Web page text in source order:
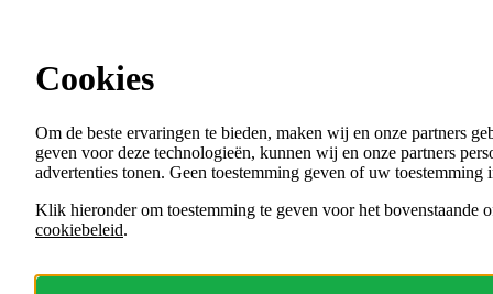
Menu
VACATURES
ORGANISATIES
Cookies
Om de beste ervaringen te bieden, maken wij en onze partners
geven voor deze technologieën, kunnen wij en onze partners
advertenties tonen. Geen toestemming geven of uw
Klik hieronder om toestemming te geven voor het bovenstaande
cookiebeleid.